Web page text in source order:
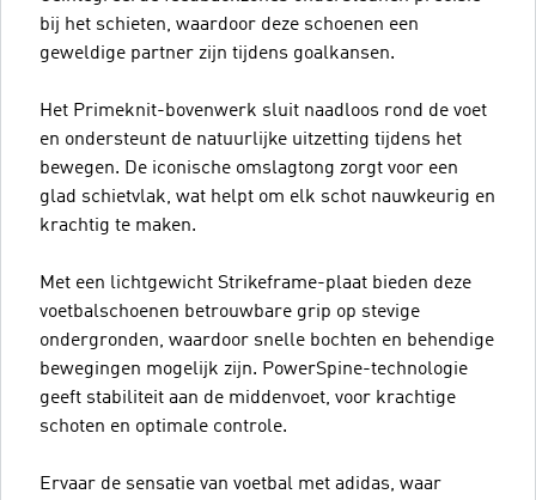
bij het schieten, waardoor deze schoenen een
geweldige partner zijn tijdens goalkansen.
Het Primeknit-bovenwerk sluit naadloos rond de voet
en ondersteunt de natuurlijke uitzetting tijdens het
bewegen. De iconische omslagtong zorgt voor een
glad schietvlak, wat helpt om elk schot nauwkeurig en
krachtig te maken.
Met een lichtgewicht Strikeframe-plaat bieden deze
voetbalschoenen betrouwbare grip op stevige
ondergronden, waardoor snelle bochten en behendige
bewegingen mogelijk zijn. PowerSpine-technologie
geeft stabiliteit aan de middenvoet, voor krachtige
schoten en optimale controle.
Ervaar de sensatie van voetbal met adidas, waar